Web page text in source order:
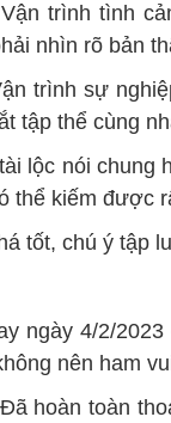
trình tình
nhìn rõ bản
trình sự
tập thể cùng
lộc nói chung
thể kiếm được
tốt, chú ý tập
ngày 4/2/
nên ham
hoàn toàn